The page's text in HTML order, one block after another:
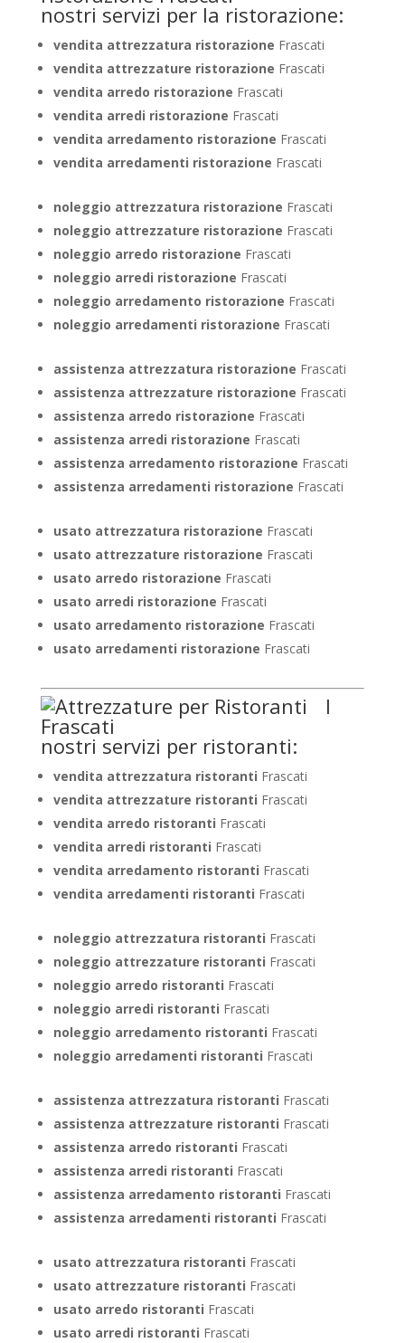
nostri servizi per la ristorazione:
vendita attrezzatura ristorazione Frascati
vendita attrezzature ristorazione Frascati
vendita arredo ristorazione Frascati
vendita arredi ristorazione Frascati
vendita arredamento ristorazione Frascati
vendita arredamenti ristorazione Frascati
noleggio attrezzatura ristorazione Frascati
noleggio attrezzature ristorazione Frascati
noleggio arredo ristorazione Frascati
noleggio arredi ristorazione Frascati
noleggio arredamento ristorazione Frascati
noleggio arredamenti ristorazione Frascati
assistenza attrezzatura ristorazione Frascati
assistenza attrezzature ristorazione Frascati
assistenza arredo ristorazione Frascati
assistenza arredi ristorazione Frascati
assistenza arredamento ristorazione Frascati
assistenza arredamenti ristorazione Frascati
usato attrezzatura ristorazione Frascati
usato attrezzature ristorazione Frascati
usato arredo ristorazione Frascati
usato arredi ristorazione Frascati
usato arredamento ristorazione Frascati
usato arredamenti ristorazione Frascati
I
nostri servizi per ristoranti:
vendita attrezzatura ristoranti Frascati
vendita attrezzature ristoranti Frascati
vendita arredo ristoranti Frascati
vendita arredi ristoranti Frascati
vendita arredamento ristoranti Frascati
vendita arredamenti ristoranti Frascati
noleggio attrezzatura ristoranti Frascati
noleggio attrezzature ristoranti Frascati
noleggio arredo ristoranti Frascati
noleggio arredi ristoranti Frascati
noleggio arredamento ristoranti Frascati
noleggio arredamenti ristoranti Frascati
assistenza attrezzatura ristoranti Frascati
assistenza attrezzature ristoranti Frascati
assistenza arredo ristoranti Frascati
assistenza arredi ristoranti Frascati
assistenza arredamento ristoranti Frascati
assistenza arredamenti ristoranti Frascati
usato attrezzatura ristoranti Frascati
usato attrezzature ristoranti Frascati
usato arredo ristoranti Frascati
usato arredi ristoranti Frascati